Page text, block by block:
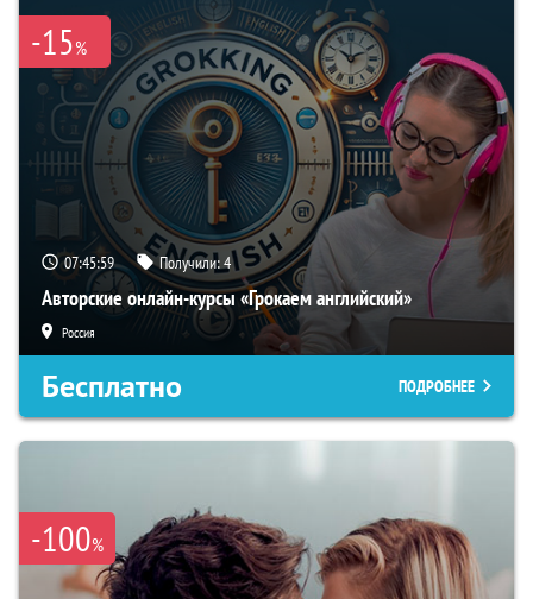
-15%
07:45:58 Получили:4
Авторские онлайн-курсы «Грокаем английский»
Россия
Бесплатно ПОДРОБНЕЕ
-100%